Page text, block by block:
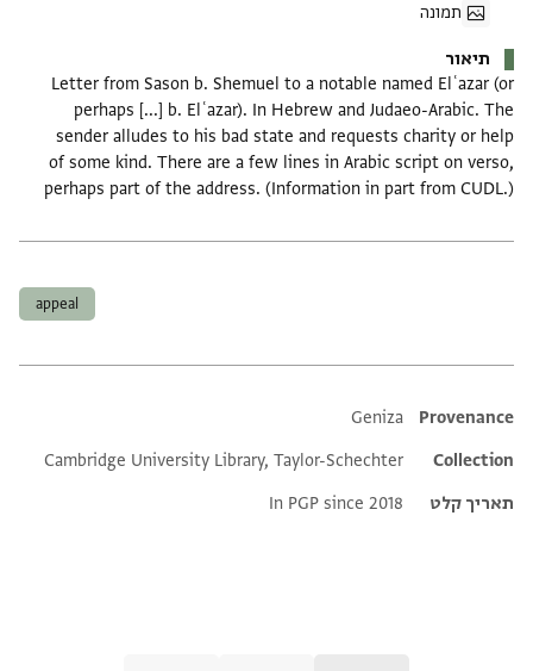
תמונה
תיאור
Letter from Sason b. Shemuel to a notable named Elʿazar (or
perhaps [...] b. Elʿazar). In Hebrew and Judaeo-Arabic. The
sender alludes to his bad state and requests charity or help
of some kind. There are a few lines in Arabic script on verso,
perhaps part of the address. (Information in part from CUDL.)
appeal
Additional metadata
Provenance
Geniza
Collection
Cambridge University Library, Taylor-Schechter
תאריך קלט
In PGP since 2018